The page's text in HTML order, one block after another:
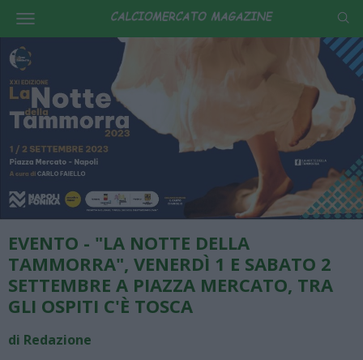
EVENTO - "LA NOTTE DELLA
TAMMORRA", VENERDÌ 1 E SABATO 2
SETTEMBRE A PIAZZA MERCATO, TRA
GLI OSPITI C'È TOSCA
di Redazione